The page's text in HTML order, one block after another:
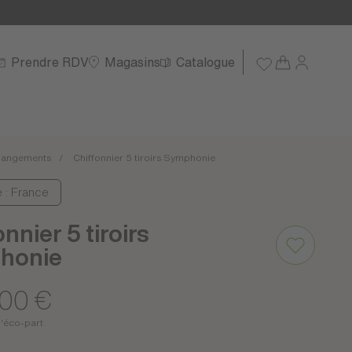
Prendre RDV Magasins Catalogue
Chiffonnier 5 tiroirs Symphonie
: France
5 tiroirs
€
part